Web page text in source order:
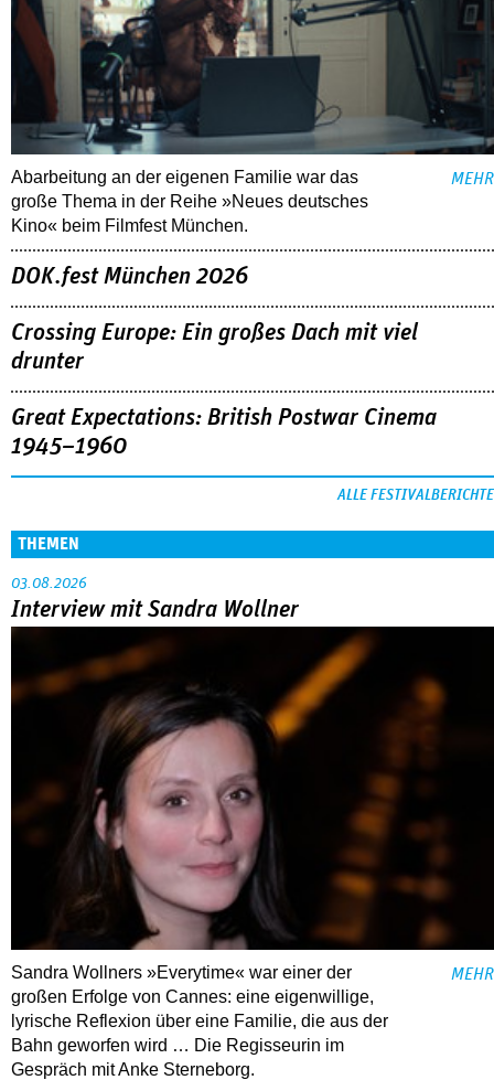
Abarbeitung an der eigenen Familie war das
große Thema in der Reihe »Neues deutsches
Kino« beim Filmfest München.
MEHR
DOK.fest München 2026
Crossing Europe: Ein großes Dach mit viel
drunter
Great Expectations: British Postwar Cinema
1945–1960
ALLE FESTIVALBERICHTE
THEMEN
03.08.2026
Interview mit Sandra Wollner
Sandra Wollners »Everytime« war einer der
großen Erfolge von Cannes: eine eigenwillige,
lyrische Reflexion über eine ­Familie, die aus der
Bahn geworfen wird … Die Regisseurin im
Gespräch mit Anke Sterneborg.
MEHR